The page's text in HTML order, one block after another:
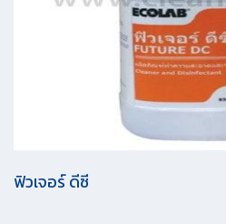
ฟิวเจอร์ ดีซี